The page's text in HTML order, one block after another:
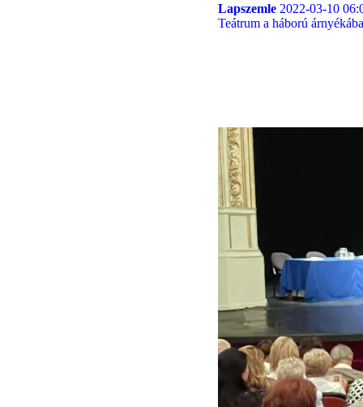
Lapszemle 2022-03-10
Teátrum a háború